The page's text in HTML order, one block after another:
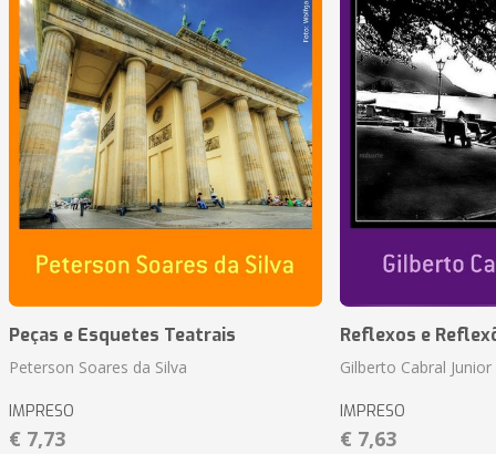
Peças e Esquetes Teatrais
Peterson Soares da Silva
IMPRESO
€ 7,73
Reflexos e
Gilberto Cabral Junior
IMPRESO
€ 7,63